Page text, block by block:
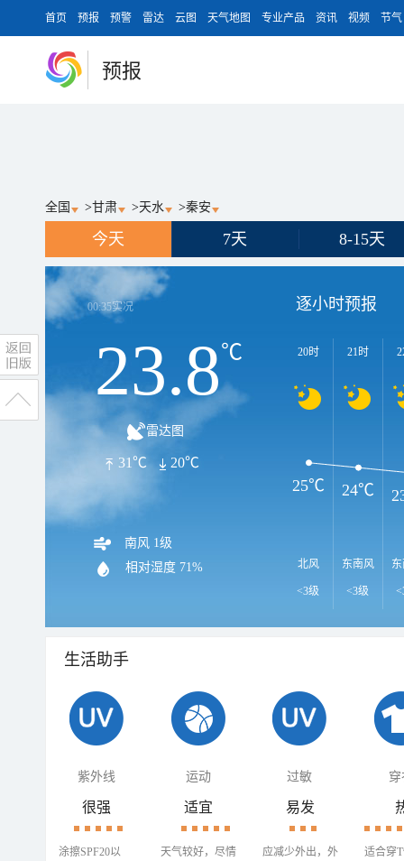
首页 预报 预警 雷达 云图 天气地图 专业产品 资讯 视频 节气
预报
全国 >甘肃 >天水 >秦安
今天 7天 8-15天
00:35实况
23.8℃
雷达图
31℃ 20℃
南风 1级
相对湿度 71%
逐小时预报
20时
北风
<3级
21时
东南风
<3级
25℃ 24℃
生活助手
紫外线 运动 过敏 穿
很强
涂擦SPF20以
适宜
天气较好，尽情
易发
应减少外出，外
适合穿